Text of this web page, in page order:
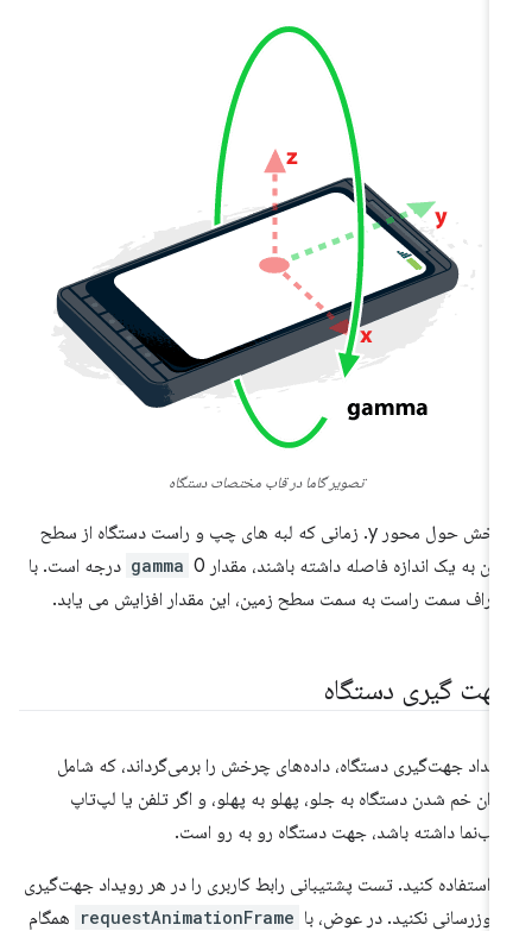
تصویر گاما در قاب مختصات دستگاه
چرخش حول محور y. زمانی که لبه های چپ و راست دستگاه از سطح
به یک اندازه فاصله داشته باشند، مقدار
gamma 0 درجه است. با
سمت راست به سمت سطح زمین، این مقدار افزایش می یابد.
گیری دستگاه
جهت‌گیری دستگاه، داده‌های چرخش را برمی‌گرداند، که شامل
خم شدن دستگاه به جلو، پهلو به پهلو، و اگر تلفن یا لپ‌تاپ
داشته باشد، جهت دستگاه رو به رو است.
استفاده کنید. تست پشتیبانی رابط کاربری را در هر رویداد جهت‌گیری
نکنید. در عوض، با requestAnimationFrame همگام